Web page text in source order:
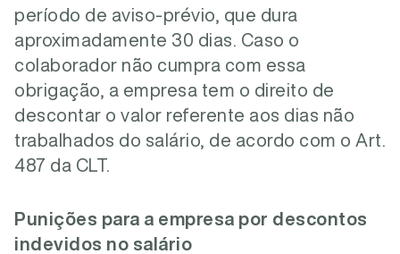
período de aviso-prévio, que dura
aproximadamente 30 dias. Caso o
colaborador não cumpra com essa
obrigação, a empresa tem o direito de
descontar o valor referente aos dias não
trabalhados do salário, de acordo com o Art.
487 da CLT.
Punições para a empresa por descontos
indevidos no salário